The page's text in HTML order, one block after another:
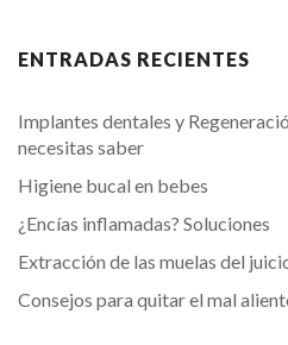
ENTRADAS RECIENTES
Implantes dentales y
necesitas saber
Higiene bucal en bebes
¿Encías inflamadas? Soluciones
Extracción de las muelas del
Consejos para quitar el mal